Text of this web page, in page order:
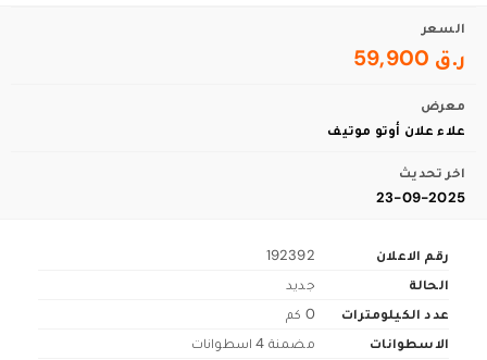
السعر
ر.ق 59,900
معرض
علاء علان أوتو موتيف
اخر تحديث
23-09-2025
رقم الاعلان
192392
الحالة
جديد
عدد الكيلومترات
0 كم
الاسطوانات
مضمنة 4 اسطوانات